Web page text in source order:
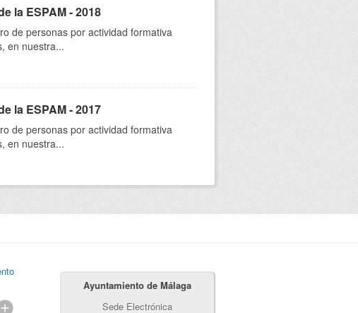
la ESPAM - 2018
de personas por actividad formativa
en nuestra...
la ESPAM - 2017
de personas por actividad formativa
en nuestra...
Ayuntamiento de Málaga
Sede Electrónica